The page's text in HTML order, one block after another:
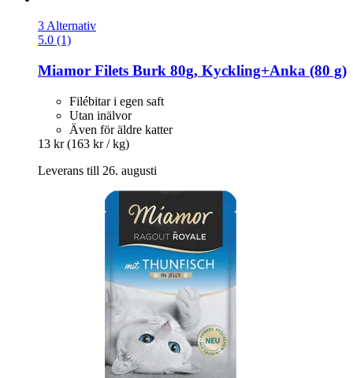
3 Alternativ
5.0 (1)
Miamor Filets Burk 80g, Kyckling+Anka (80 g)
Filébitar i egen saft
Utan inälvor
Även för äldre katter
13 kr (163 kr / kg)
Leverans till 26. augusti